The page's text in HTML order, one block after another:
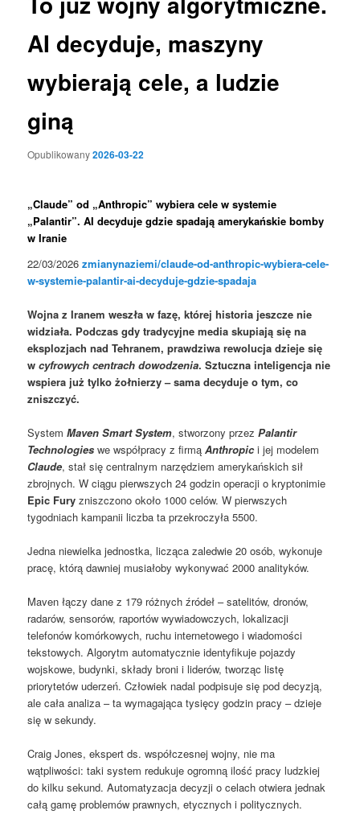
AI decyduje, maszyny
wybierają cele, a ludzie
giną
Opublikowany2026-03-22
„Claude” od „Anthropic” wybiera cele w systemie
„Palantir”. AI decyduje gdzie spadają amerykańskie bomby
w Iranie
22/03/2026zmianynaziemi/claude-od-anthropic-wybiera-cele-
w-systemie-palantir-ai-decyduje-gdzie-spadaja
Wojna z Iranem weszła w fazę, której historia jeszcze nie
widziała. Podczas gdy tradycyjne media skupiają się na
eksplozjach nad Tehranem, prawdziwa rewolucja dzieje się
wcyfrowych centrach dowodzenia. Sztuczna inteligencja nie
wspiera już tylko żołnierzy – sama decyduje o tym, co
zniszczyć.
SystemMaven Smart System, stworzony przezPalantir
Technologieswe współpracy z firmąAnthropici jej modelem
Claude, stał się centralnym narzędziem amerykańskich sił
zbrojnych. W ciągu pierwszych 24 godzin operacji o kryptonimie
Epic Fury zniszczono około 1000 celów. W pierwszych
tygodniach kampanii liczba ta przekroczyła 5500.
Jedna niewielka jednostka, licząca zaledwie 20 osób, wykonuje
pracę, którą dawniej musiałoby wykonywać 2000 analityków.
Maven łączy dane z 179 różnych źródeł – satelitów, dronów,
radarów, sensorów, raportów wywiadowczych, lokalizacji
telefonów komórkowych, ruchu internetowego i wiadomości
tekstowych. Algorytm automatycznie identyfikuje pojazdy
wojskowe, budynki, składy broni i liderów, tworząc listę
priorytetów uderzeń. Człowiek nadal podpisuje się pod decyzją,
ale cała analiza – ta wymagająca tysięcy godzin pracy – dzieje
się w sekundy.
Craig Jones, ekspert ds. współczesnej wojny, nie ma
wątpliwości: taki system redukuje ogromną ilość pracy ludzkiej
do kilku sekund. Automatyzacja decyzji o celach otwiera jednak
całą gamę problemów prawnych, etycznych i politycznych.